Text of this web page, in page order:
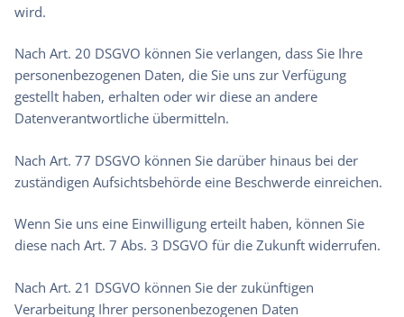
wird.
Nach Art. 20 DSGVO können Sie verlangen, dass Sie Ihre
personenbezogenen Daten, die Sie uns zur Verfügung
gestellt haben, erhalten oder wir diese an andere
Datenverantwortliche übermitteln.
Nach Art. 77 DSGVO können Sie darüber hinaus bei der
zuständigen Aufsichtsbehörde eine Beschwerde einreichen.
Wenn Sie uns eine Einwilligung erteilt haben, können Sie
diese nach Art. 7 Abs. 3 DSGVO für die Zukunft widerrufen.
Nach Art. 21 DSGVO können Sie der zukünftigen
Verarbeitung Ihrer personenbezogenen Daten